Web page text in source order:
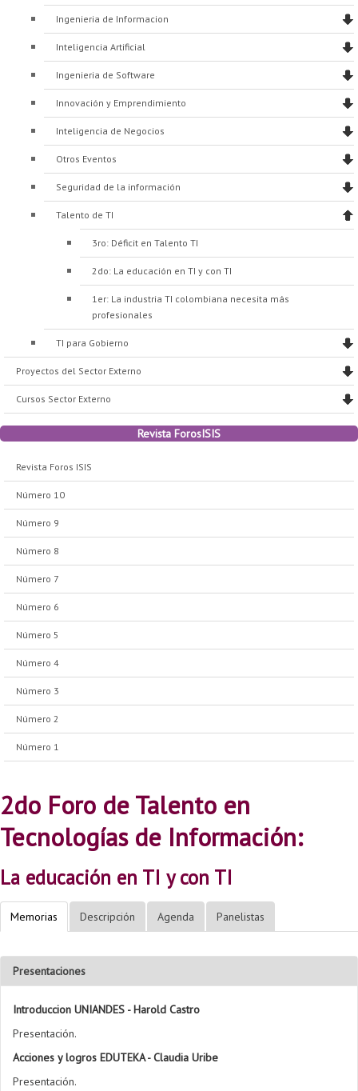
Ingenieria de Informacion
Inteligencia Artificial
Ingenieria de Software
Innovación y Emprendimiento
Inteligencia de Negocios
Otros Eventos
Seguridad de la información
Talento de TI
3ro: Déficit en Talento TI
2do: La educación en TI y con TI
1er: La industria TI colombiana necesita más
profesionales
TI para Gobierno
Proyectos del Sector Externo
Cursos Sector Externo
Revista ForosISIS
Revista Foros ISIS
Número 10
Número 9
Número 8
Número 7
Número 6
Número 5
Número 4
Número 3
Número 2
Número 1
2do Foro de Talento en
Tecnologías de Información:
La educación en TI y con TI
Memorias Descripción Agenda Panelistas
Presentaciones
Introduccion UNIANDES - Harold Castro
Presentación.
Acciones y logros EDUTEKA - Claudia Uribe
Presentación.